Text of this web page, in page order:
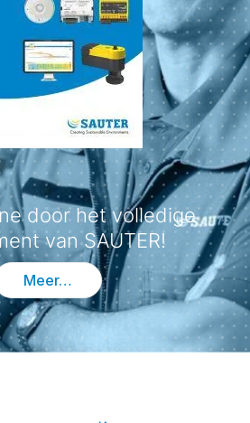
door het volledige
van SAUTER!
Meer…